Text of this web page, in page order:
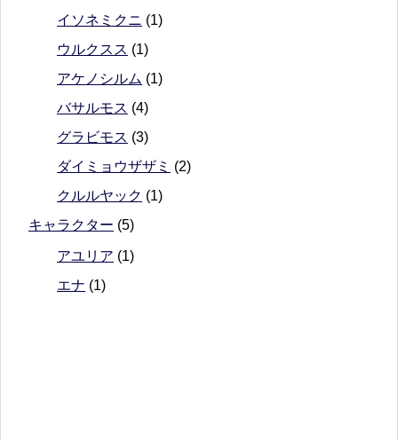
イソネミクニ (1)
ウルクスス (1)
アケノシルム (1)
バサルモス (4)
グラビモス (3)
ダイミョウザザミ (2)
クルルヤック (1)
キャラクター (5)
アユリア (1)
エナ (1)